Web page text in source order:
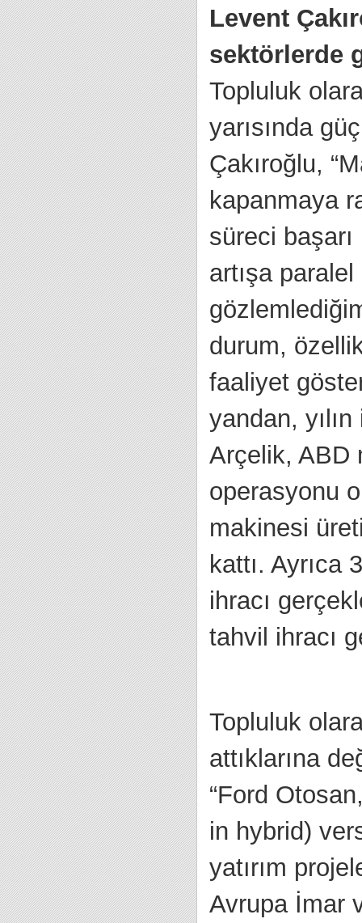
Levent
sektörlerde
Topluluk
yarısında
Çakıroğlu,
kapanmaya
süreci
artışa
durum,
faaliyet
yandan,
Arçelik, ABD
operasyonu
makinesi
kattı. Ayrıca
ihracı
tahvil ihracı
Topluluk
attıklarına
“Ford
in hybrid)
yatırım
Avrupa İmar